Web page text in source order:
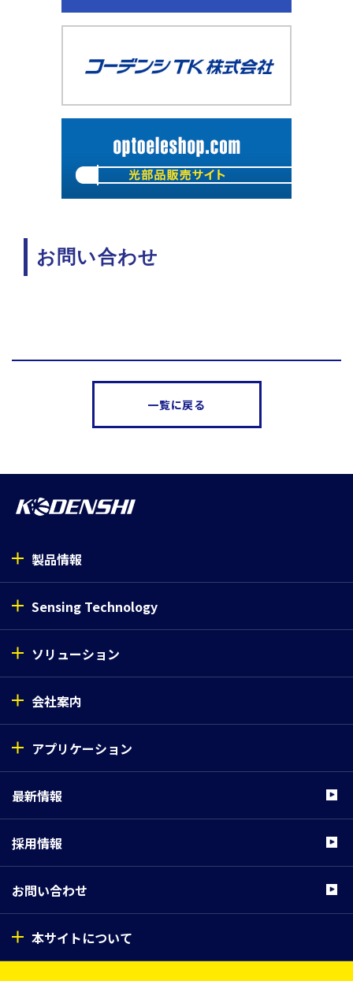
お問い合わせ
一覧に戻る
製品情報
Sensing Technology
ソリューション
会社案内
アプリケーション
最新情報
採用情報
お問い合わせ
本サイトについて